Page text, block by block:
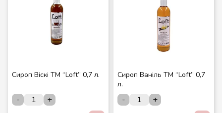
Сироп Віскі ТМ “Loft” 0,7 л.
-
+
Сироп Ваніль ТМ “Loft” 0,7
л.
-
+